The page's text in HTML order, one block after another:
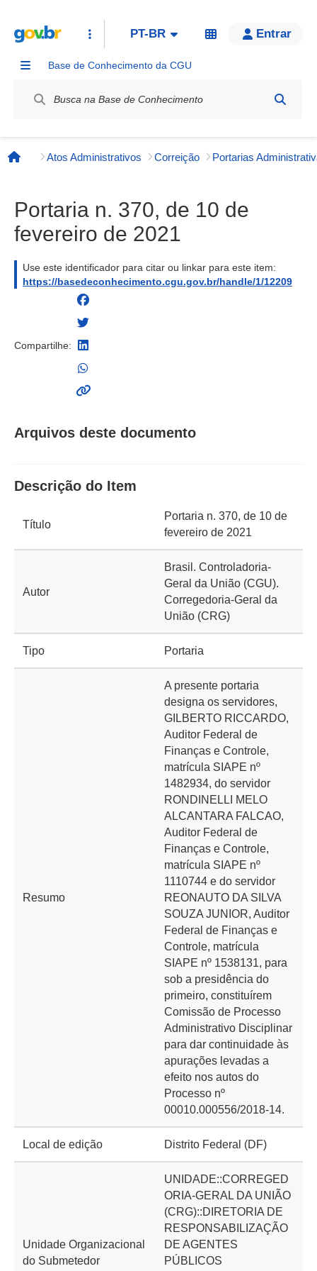
PT-BR Entrar
Base de Conhecimento da CGU
Página inicial
Atos Administrativos Correição
Portaria n. 370, de 10 de
fevereiro de 2021
Use este identificador para citar ou linkar para este item:
https://basedeconhecimento.cgu.gov.br/handle/1/12209
Compartilhe:
Arquivos deste documento
Descrição do Item
Título
Portaria n. 370, de 10 de
fevereiro de 2021
Autor
Brasil. Controladoria-
Geral da União (CGU).
Corregedoria-Geral da
União (CRG)
Tipo Portaria
Resumo
A presente portaria
designa os servidores,
GILBERTO RICCARDO,
Auditor Federal de
Finanças e Controle,
matrícula SIAPE nº
1482934, do servidor
RONDINELLI MELO
ALCANTARA FALCAO,
Auditor Federal de
Finanças e Controle,
matrícula SIAPE nº
1110744 e do servidor
REONAUTO DA SILVA
SOUZA JUNIOR, Auditor
Federal de Finanças e
Controle, matrícula
SIAPE nº 1538131, para
sob a presidência do
primeiro, constituírem
Comissão de Processo
Administrativo Disciplinar
para dar continuidade às
apurações levadas a
efeito nos autos do
Processo nº
00010.000556/2018-14.
Local de edição Distrito Federal (DF)
Unidade Organizacional
do Submetedor
UNIDADE::CORREGED
ORIA-GERAL DA UNIÃO
(CRG)::DIRETORIA DE
RESPONSABILIZAÇÃO
DE AGENTES
PÚBLICOS